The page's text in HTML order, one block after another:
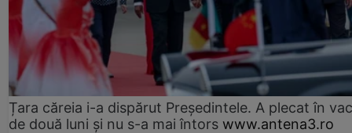
Țara căreia i-a dispărut Președintele. A plecat în
de două luni și nu s-a mai întors www.antena3.ro